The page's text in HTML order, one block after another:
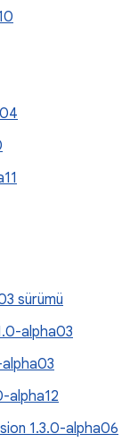
sürümü
alpha03
alpha12
1.3.0-alpha06